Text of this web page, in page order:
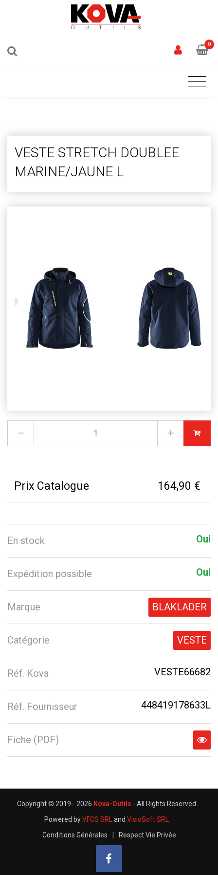
0
VESTE STRETCH DOUBLEE
MARINE/JAUNE L
Prix Catalogue 164,90 €
En stock Oui
Expédition possible Oui
Marque BLAKLADER
Catégorie VESTE
Réf. Kova VESTE66682
Réf. Fournisseur 448419178633L
Fiche (PDF)
Copyright © 2019 - 2026 Kova-Outils - All Rights Reserved
Powered byVFCS SRL and VisioSoft SRL
Conditions Générales
Respect Vie Privée